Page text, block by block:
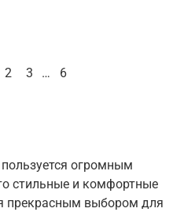
2 3 … 6
огромным
стильные и комфортные
прекрасным выбором для